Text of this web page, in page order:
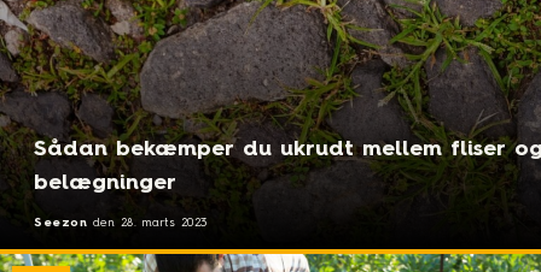
Sådan bekæmper du ukrudt mellem fliser
belægninger
Seezon den 28. marts 2023